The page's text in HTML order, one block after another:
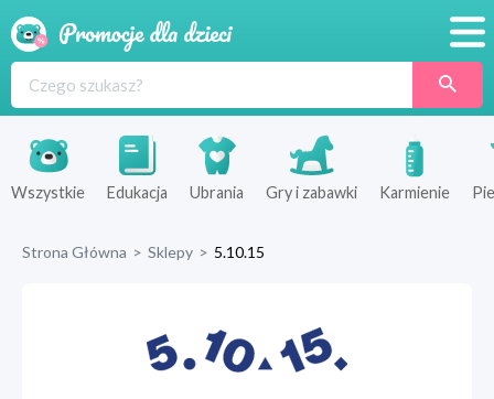
Produkty
Sklepy
Wszystkie Edukacja Ubrania Gry i zabawki Karmienie
Strona Główna > Sklepy > 5.10.15